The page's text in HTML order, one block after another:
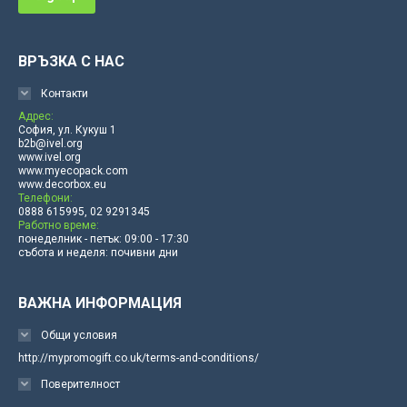
ВРЪЗКА С НАС
Контакти
Адрес:
София, ул. Кукуш 1
b2b@ivel.org
www.ivel.org
www.myecopack.com
www.decorbox.eu
Телефони:
0888 615995, 02 9291345
Работно време:
понеделник - петък: 09:00 - 17:30
събота и неделя: почивни дни
ВАЖНА ИНФОРМАЦИЯ
Общи условия
http://mypromogift.co.uk/terms-and-conditions/
Поверителност